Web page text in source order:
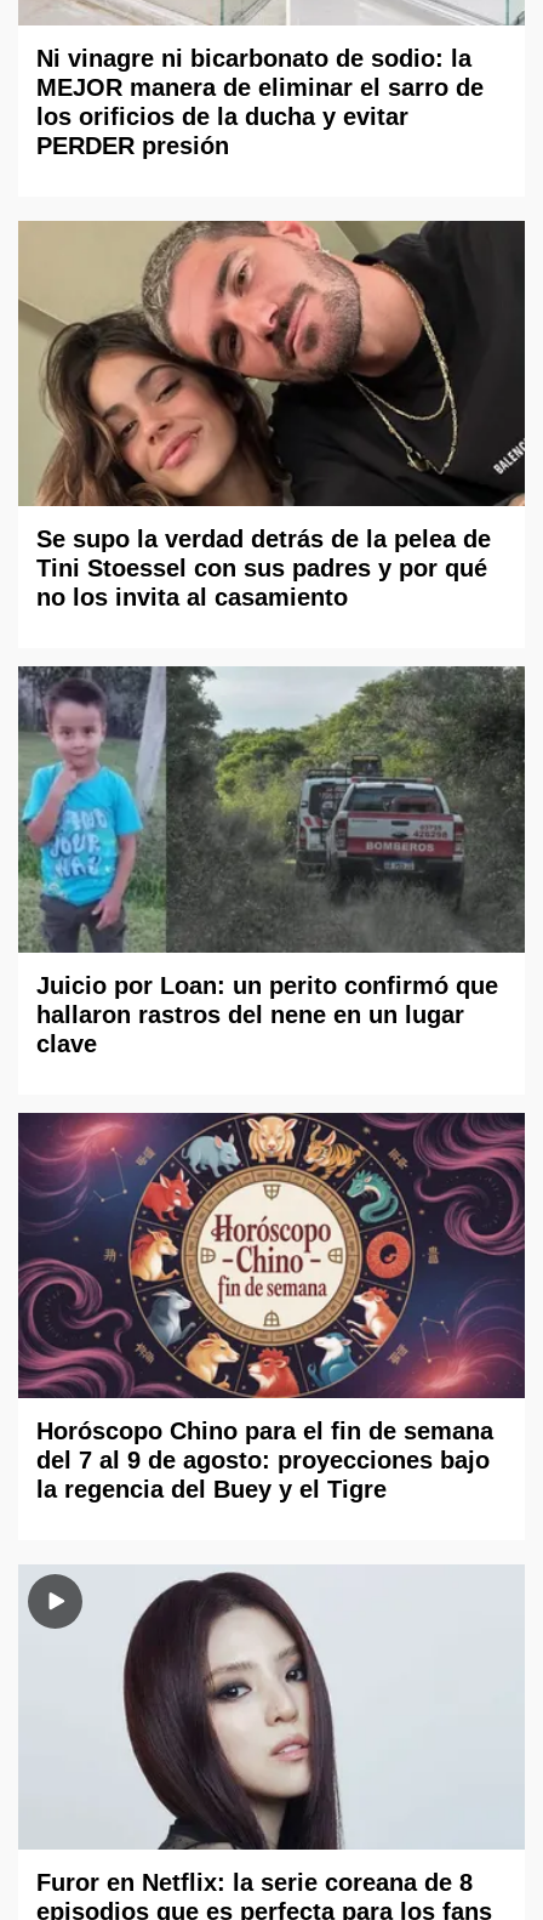
Ni vinagre ni bicarbonato de sodio: la
MEJOR manera de eliminar el sarro de
los orificios de la ducha y evitar
PERDER presión
Se supo la verdad detrás de la pelea de
Tini Stoessel con sus padres y por qué
no los invita al casamiento
Juicio por Loan: un perito confirmó que
hallaron rastros del nene en un lugar
clave
Horóscopo Chino para el fin de semana
del 7 al 9 de agosto: proyecciones bajo
la regencia del Buey y el Tigre
Furor en Netflix: la serie coreana de 8
episodios que es perfecta para los fans